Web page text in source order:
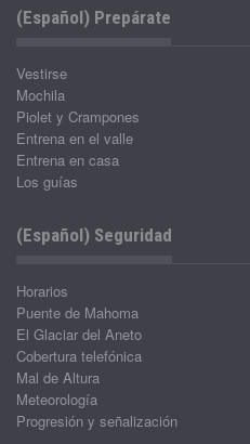
(Español) Prepárate
Vestirse
Mochila
Piolet y Crampones
Entrena en el valle
Entrena en casa
Los guías
(Español) Seguridad
Horarios
Puente de Mahoma
El Glaciar del Aneto
Cobertura telefónica
Mal de Altura
Meteorología
Progresión y señalización